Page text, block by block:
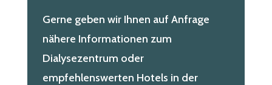
Gerne geben wir Ihnen auf Anfrage
nähere Informationen zum
Dialysezentrum oder
empfehlenswerten Hotels in der